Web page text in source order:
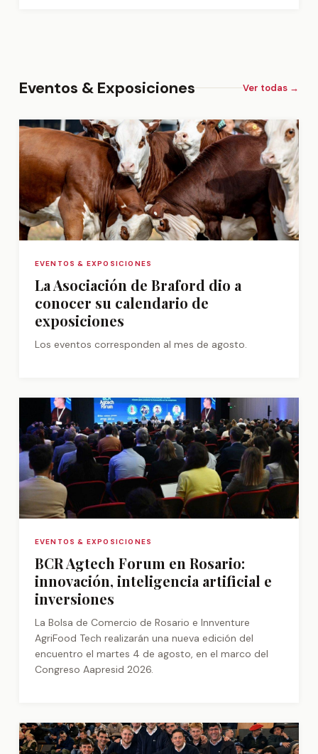
Eventos & Exposiciones Ver todas →
EVENTOS & EXPOSICIONES
La Asociación de Braford dio a
conocer su calendario de
exposiciones
Los eventos corresponden al mes de agosto.
EVENTOS & EXPOSICIONES
BCR Agtech Forum en Rosario:
innovación, inteligencia artificial e
inversiones
La Bolsa de Comercio de Rosario e Innventure
AgriFood Tech realizarán una nueva edición del
encuentro el martes 4 de agosto, en el marco del
Congreso Aapresid 2026.